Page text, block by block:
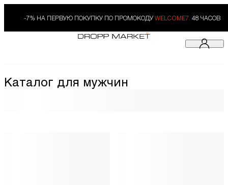
-7% НА ПЕРВУЮ ПОКУПКУ ПО ПРОМОКОДУ WELCOME7. 48 ЧАСОВ
Каталог для мужчин